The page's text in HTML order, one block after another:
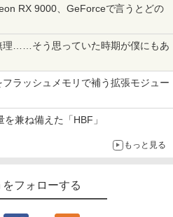
RX 9000、GeForceで言うとどの
理……そう思っていた時期が僕にもあ
ラッシュメモリで補う拡張モジュー
兼ね備えた「HBF」
もっと見る
をフォローする